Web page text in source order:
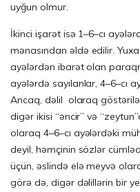
uyğun olmur.
İkinci işarət isə 1–6–cı
mənasından əldə edilir.
ayələrdən ibarət olan
ayələrdə sayılanlar, 4–6–cı
Ancaq, dəlil olaraq
digər ikisi “əncir” və
olaraq 4–6–cı ayələrdəki
deyil, həmçinin sözlər
üçün, əslində elə meyvə
görə də, digər dəlillərin bir